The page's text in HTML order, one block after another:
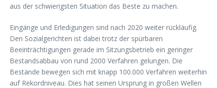
aus der schwierigsten Situation das Beste zu machen.
Eingänge und Erledigungen sind nach 2020 weiter rückläufig.
Den Sozialgerichten ist dabei trotz der spürbaren
Beeinträchtigungen gerade im Sitzungsbetrieb ein geringer
Bestandsabbau von rund 2000 Verfahren gelungen. Die
Bestände bewegen sich mit knapp 100.000 Verfahren weiterhin
auf Rekordniveau. Dies hat seinen Ursprung in großen Wellen